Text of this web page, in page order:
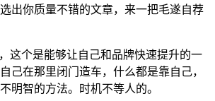
出你质量不错的文章，来一把毛遂自荐
这个是能够让自己和品牌快速提升的一
己在那里闭门造车，什么都是靠自己，
明智的方法。时机不等人的。